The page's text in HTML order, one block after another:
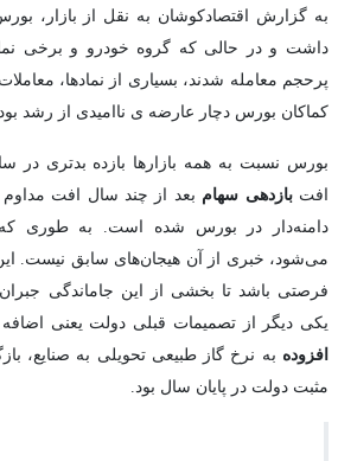
داشت و در حالی که گروه خودرو و برخی
پرحجم معامله شدند، بسیاری از نمادها،
کماکان بورس دچار عارضه ی ناامیدی از رشد
افتبازدهی سهام بعد از چند سال افت مداوم
دامنه‌دار در بورس شده است. به طوری
می‌شود، خبری از آن هیجان‌های سابق نیست.
فرصتی باشد تا بخشی از این جاماندگی
یکی دیگر از تصمیمات قبلی دولت یعنی
افزوده به نرخ گاز طبیعی تحویلی به صنایع،
مثبت دولت در پایان سال بود.